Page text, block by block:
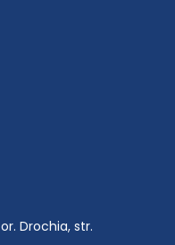
Drochia, str.